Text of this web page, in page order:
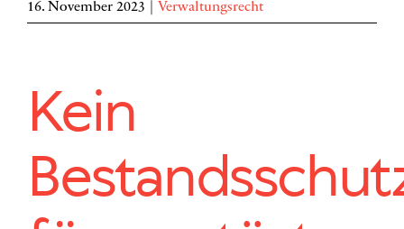
16. November 2023 Verwaltungsrecht
Kein